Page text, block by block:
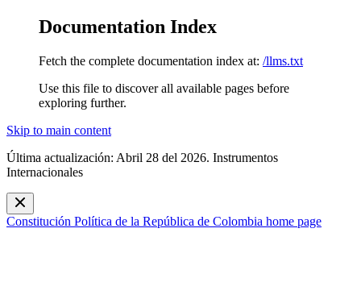
Documentation Index
Fetch the complete documentation index at: /llms.txt
Use this file to discover all available pages before
exploring further.
Skip to main content
Última actualización: Abril 28 del 2026. Instrumentos
Internacionales
Constitución Política de la República de Colombia home page